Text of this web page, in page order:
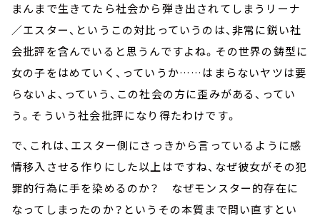
まんまで生きてたら社会から弾き出されてしまうリーナ
／エスター、というこの対比っていうのは、非常に鋭い社
会批評を含んでいると思うんですよね。その世界の鋳型に
女の子をはめていく、っていうか……はまらないヤツは要
らないよ、っていう、この社会の方に歪みがある、ってい
う。そういう社会批評になり得たわけです。
で、これは、エスター側にさっきから言っているように感
情移入させる作りにした以上はですね、なぜ彼女がその犯
罪的行為に手を染めるのか？ なぜモンスター的存在に
なってしまったのか？というその本質まで問い直すとい